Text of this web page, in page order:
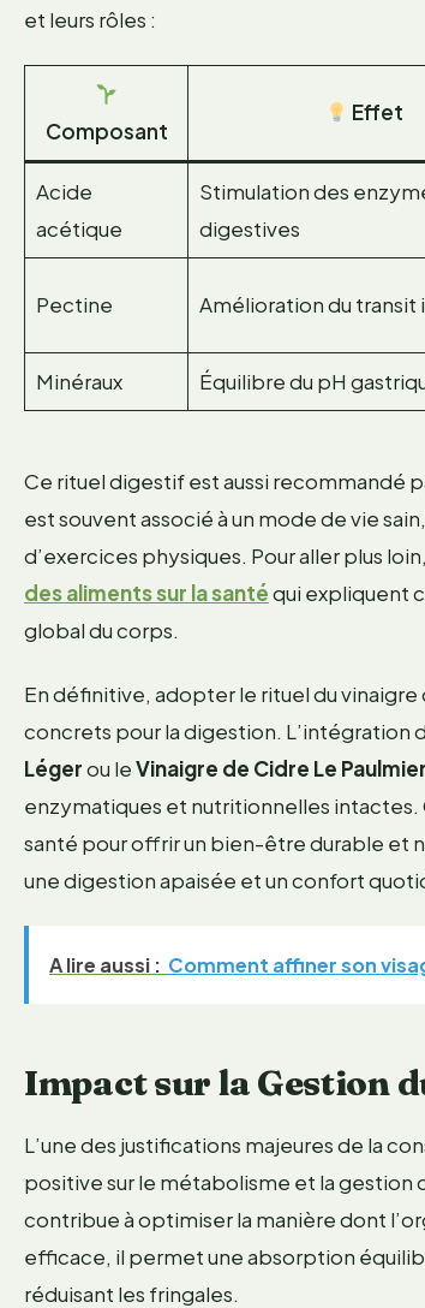
et leurs rôles :
Composant
Effet
Acide
acétique
Stimulation des
digestives
Pectine Amélioration du transit
Minéraux Équilibre du pH
Ce rituel digestif est aussi recommandé
est souvent associé à un mode de vie
d’exercices physiques. Pour aller plus
des aliments sur la santéqui expliquent
global du corps.
En définitive, adopter le rituel du
concrets pour la digestion. L’intégration
Légerou leVinaigre de Cidre Le Paulmier
enzymatiques et nutritionnelles intactes.
santé pour offrir un bien-être durable et
une digestion apaisée et un confort
A lire aussi : Comment affiner son
Impact sur la Gestion
L’une des justifications majeures de la
positive sur le métabolisme et la gestion
contribue à optimiser la manière dont
efficace, il permet une absorption
réduisant les fringales.